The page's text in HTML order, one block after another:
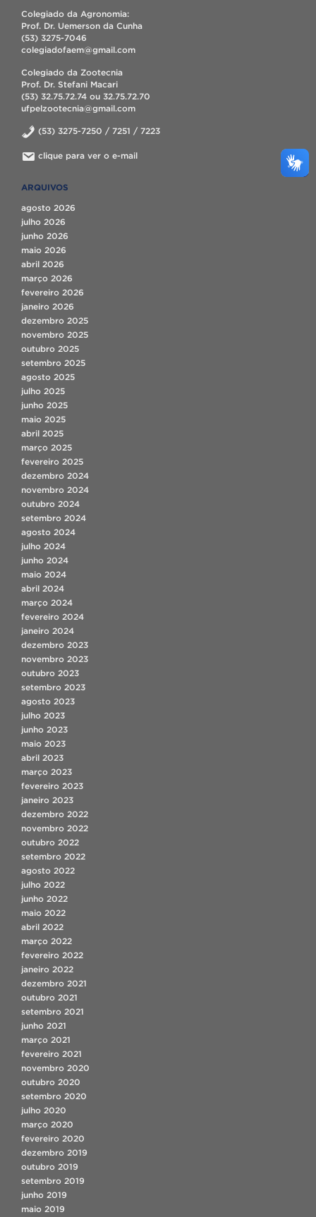
Colegiado da Agronomia:
Prof. Dr. Uemerson da Cunha
(53) 3275-7046
colegiadofaem@gmail.com
Colegiado da Zootecnia
Prof. Dr. Stefani Macari
(53) 32.75.72.74 ou 32.75.72.70
ufpelzootecnia@gmail.com
(53) 3275-7250 / 7251 / 7223
clique para ver o e-mail
ARQUIVOS
agosto 2026
julho 2026
junho 2026
maio 2026
abril 2026
março 2026
fevereiro 2026
janeiro 2026
dezembro 2025
novembro 2025
outubro 2025
setembro 2025
agosto 2025
julho 2025
junho 2025
maio 2025
abril 2025
março 2025
fevereiro 2025
dezembro 2024
novembro 2024
outubro 2024
setembro 2024
agosto 2024
julho 2024
junho 2024
maio 2024
abril 2024
março 2024
fevereiro 2024
janeiro 2024
dezembro 2023
novembro 2023
outubro 2023
setembro 2023
agosto 2023
julho 2023
junho 2023
maio 2023
abril 2023
março 2023
fevereiro 2023
janeiro 2023
dezembro 2022
novembro 2022
outubro 2022
setembro 2022
agosto 2022
julho 2022
junho 2022
maio 2022
abril 2022
março 2022
fevereiro 2022
janeiro 2022
dezembro 2021
outubro 2021
setembro 2021
junho 2021
março 2021
fevereiro 2021
novembro 2020
outubro 2020
setembro 2020
julho 2020
março 2020
fevereiro 2020
dezembro 2019
outubro 2019
setembro 2019
junho 2019
maio 2019